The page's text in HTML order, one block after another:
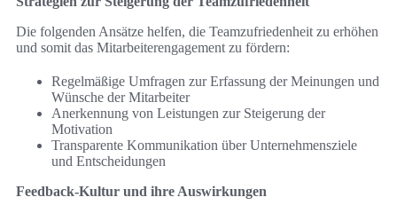
Die folgenden Ansätze helfen, die Teamzufriedenheit zu erhöhen
und somit das Mitarbeiterengagement zu fördern:
Regelmäßige Umfragen zur Erfassung der Meinungen und
Wünsche der Mitarbeiter
Anerkennung von Leistungen zur Steigerung der
Motivation
Transparente Kommunikation über Unternehmensziele
und Entscheidungen
Feedback-Kultur und ihre Auswirkungen